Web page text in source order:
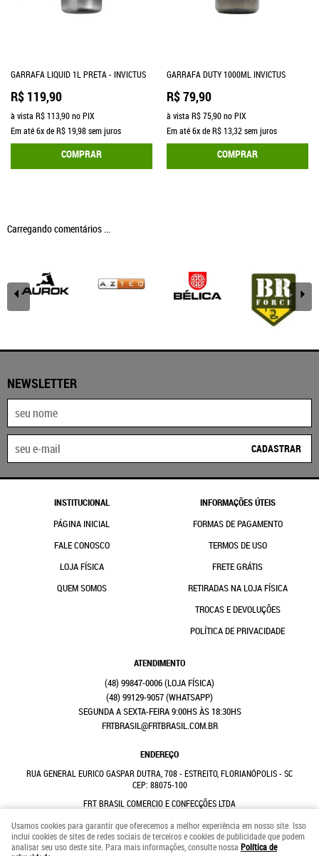
GARRAFA LIQUID 1L PRETA - INVICTUS
R$ 119,90
à vista R$ 113,90no PIX
Em até6xdeR$ 19,98sem juros
COMPRAR
GARRAFA DUTY 1000ML INVICTUS
R$ 79,90
à vista R$ 75,90no PIX
Em até6xdeR$ 13,32sem juros
COMPRAR
Carregando comentários ...
NEWSLETTER
CADASTRAR
INSTITUCIONAL
PÁGINA INICIAL
FALE CONOSCO
LOJA FÍSICA
QUEM SOMOS
INFORMAÇÕES ÚTEIS
FORMAS DE PAGAMENTO
TERMOS DE USO
FRETE GRÁTIS
RETIRADAS NA LOJA FÍSICA
TROCAS E DEVOLUÇÕES
POLÍTICA DE PRIVACIDADE
ATENDIMENTO
(48) 99847-0006
(48) 99129-9057(WHATSAPP)
SEGUNDA A SEXTA-FEIRA 9:00HS ÀS 18:30HS
FRTBRASIL@FRTBRASIL.COM.BR
ENDEREÇO
RUA GENERAL EURICO GASPAR DUTRA, 708- ESTREITO, FLORIANÓPOLIS- SC
CEP: 88075-100
FRT BRASIL COMERCIO E CONFECÇÕES LTDA
LOJA VIRTUAL CRIADA POR
Usamos cookies para garantir que oferecemos a melhor experiência em nosso site. Isso
inclui cookies de sites de redes sociais de terceiros e cookies de publicidade que podem
analisar seu uso deste site. Para mais informações, consulte nossa Política de